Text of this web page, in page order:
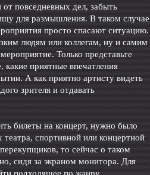
от повседневных дел, забыть
для размышления. В таком случае
просто спасают ситуацию.
людям или коллегам, ну и самим
Только представьте
приятные впечатления
А как приятно артисту видеть
зрителя и отдавать
билеты на концерт, нужно было
спортивной или концертной
то сейчас о таком
сидя за экраном монитора. Для